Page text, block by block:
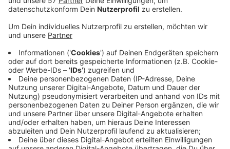
wurde von dem Täter an der Haustür
angesprochen, dann folgte er ihr offenbar ins
Haus und versuchte, ihr die Tasche wegzunehmen.
Die Frau wehrte sich, dabei ist der Mann
hingefallen und hat ein Messer verloren.
Anschließend ist er ohne Tasche auf einem E-
Scooter geflohen. Die Frau wurde leicht verletzt.
Die Polizei beschreibt den Täter so:
Ca. 17-20 Jahre alt
Etwa 1,70 m groß
Oberlippenbart, Baseballkappe mit grünem
Schirm, dunkler Kapuzenpullover und eine